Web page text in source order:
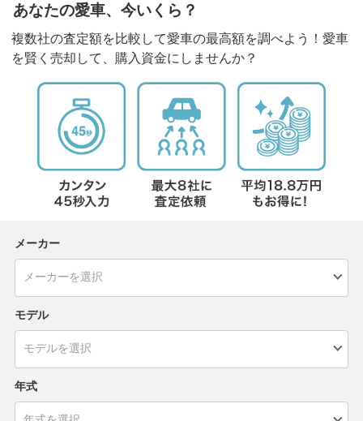
あなたの愛車、今いくら？
複数社の査定額を比較して愛車の最高額を調べよう！愛車
を賢く売却して、購入資金にしませんか？
メーカー
モデル
年式